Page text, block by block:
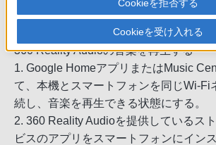
す。
360 Reality Audioの音楽を再生する
1. Google HomeアプリまたはMusic
て、本機とスマートフォンを同じWi-Fi
続し、音楽を再生できる状態にする。
2. 360 Reality Audioを提供しているス
ビスのアプリをスマートフォンにインス
Cookieを拒否する
Cookieを受け入れる